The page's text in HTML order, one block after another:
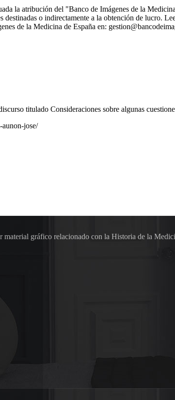
la atribución del "Banco de Imágenes de la
o indirectamente a la obtención de lucro.
de la Medicina de España en:
titulado Consideraciones sobre algunas
aunon-jose/
gráfico relacionado con la Historia de la